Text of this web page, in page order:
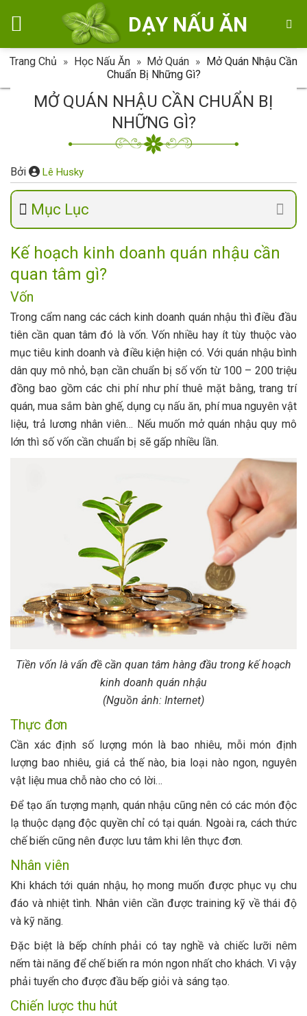
DẠY NẤU ĂN
Trang Chủ » Học Nấu Ăn » Mở Quán » Mở Quán Nhậu Cần
Chuẩn Bị Những Gì?
MỞ QUÁN NHẬU CẦN CHUẨN BỊ
NHỮNG GÌ?
Bởi Lê Husky
Mục Lục
Kế hoạch kinh doanh quán nhậu cần
quan tâm gì?
Vốn
Trong cẩm nang các cách kinh doanh quán nhậu thì điều đầu
tiên cần quan tâm đó là vốn. Vốn nhiều hay ít tùy thuộc vào
mục tiêu kinh doanh và điều kiện hiện có. Với quán nhậu bình
dân quy mô nhỏ, bạn cần chuẩn bị số vốn từ 100 – 200 triệu
đồng bao gồm các chi phí như phí thuê mặt bằng, trang trí
quán, mua sắm bàn ghế, dụng cụ nấu ăn, phí mua nguyên vật
liệu, trả lương nhân viên… Nếu muốn mở quán nhậu quy mô
lớn thì số vốn cần chuẩn bị sẽ gấp nhiều lần.
Tiền vốn là vấn đề cần quan tâm hàng đầu trong kế hoạch
kinh doanh quán nhậu
(Nguồn ảnh: Internet)
Thực đơn
Cần xác định số lượng món là bao nhiêu, mỗi món định
lượng bao nhiêu, giá cả thế nào, bia loại nào ngon, nguyên
vật liệu mua chỗ nào cho có lời…
Để tạo ấn tượng mạnh, quán nhậu cũng nên có các món độc
lạ thuộc dạng độc quyền chỉ có tại quán. Ngoài ra, cách thức
chế biến cũng nên được lưu tâm khi lên thực đơn.
Nhân viên
Khi khách tới quán nhậu, họ mong muốn được phục vụ chu
đáo và nhiệt tình. Nhân viên cần được training kỹ về thái độ
và kỹ năng.
Đặc biệt là bếp chính phải có tay nghề và chiếc lưỡi nêm
nếm tài năng để chế biến ra món ngon nhất cho khách. Vì vậy
phải tuyển cho được đầu bếp giỏi và sáng tạo.
Chiến lược thu hút